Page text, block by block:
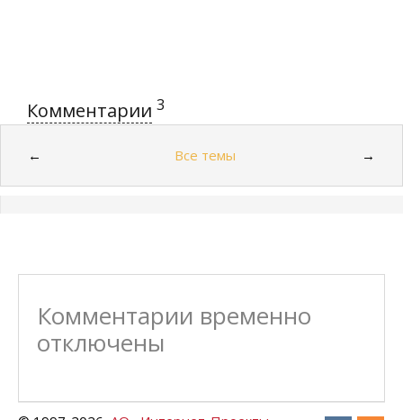
Комментарии 3
← Все темы →
Комментарии временно
отключены